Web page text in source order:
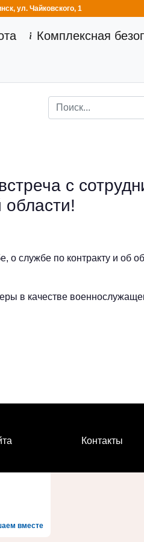
ул. Чайковского, 1
Комплексная
с
о службе по контракту и об
в качестве
Контакты
вместе